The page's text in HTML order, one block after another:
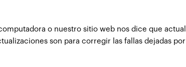
o nuestro sitio web nos dice que
son para corregir las fallas dejadas